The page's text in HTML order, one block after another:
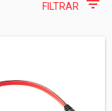
FILTRAR